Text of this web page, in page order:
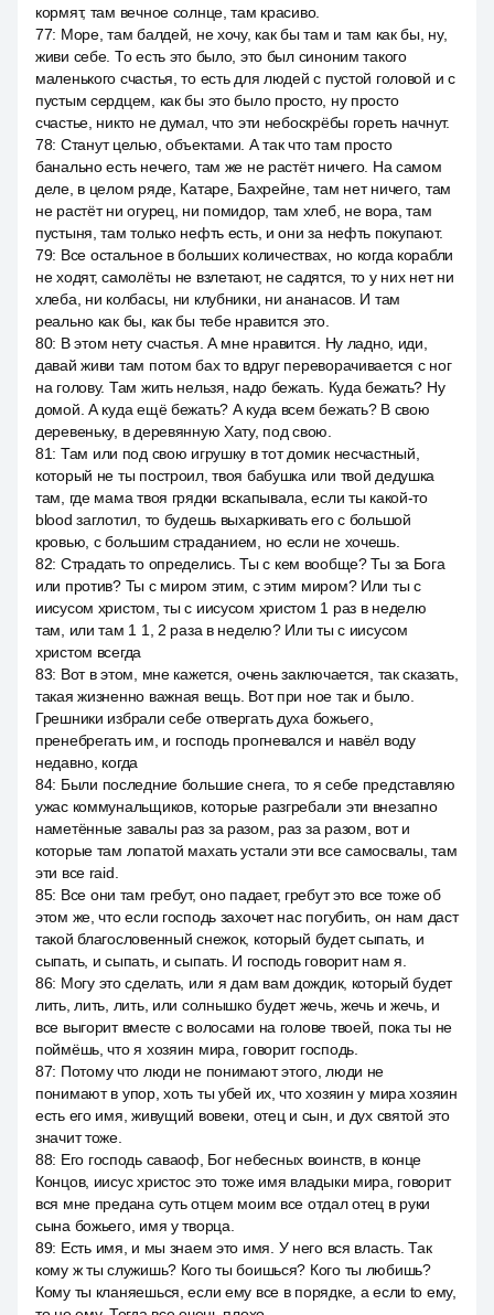
кормят, там вечное солнце, там красиво.
77: Море, там балдей, не хочу, как бы там и там как бы, ну,
живи себе. То есть это было, это был синоним такого
маленького счастья, то есть для людей с пустой головой и с
пустым сердцем, как бы это было просто, ну просто
счастье, никто не думал, что эти небоскрёбы гореть начнут.
78: Станут целью, объектами. А так что там просто
банально есть нечего, там же не растёт ничего. На самом
деле, в целом ряде, Катаре, Бахрейне, там нет ничего, там
не растёт ни огурец, ни помидор, там хлеб, не вора, там
пустыня, там только нефть есть, и они за нефть покупают.
79: Все остальное в больших количествах, но когда корабли
не ходят, самолёты не взлетают, не садятся, то у них нет ни
хлеба, ни колбасы, ни клубники, ни ананасов. И там
реально как бы, как бы тебе нравится это.
80: В этом нету счастья. А мне нравится. Ну ладно, иди,
давай живи там потом бах то вдруг переворачивается с ног
на голову. Там жить нельзя, надо бежать. Куда бежать? Ну
домой. А куда ещё бежать? А куда всем бежать? В свою
деревеньку, в деревянную Хату, под свою.
81: Там или под свою игрушку в тот домик несчастный,
который не ты построил, твоя бабушка или твой дедушка
там, где мама твоя грядки вскапывала, если ты какой-то
blood заглотил, то будешь выхаркивать его с большой
кровью, с большим страданием, но если не хочешь.
82: Страдать то определись. Ты с кем вообще? Ты за Бога
или против? Ты с миром этим, с этим миром? Или ты с
иисусом христом, ты с иисусом христом 1 раз в неделю
там, или там 1 1, 2 раза в неделю? Или ты с иисусом
христом всегда
83: Вот в этом, мне кажется, очень заключается, так сказать,
такая жизненно важная вещь. Вот при ное так и было.
Грешники избрали себе отвергать духа божьего,
пренебрегать им, и господь прогневался и навёл воду
недавно, когда
84: Были последние большие снега, то я себе представляю
ужас коммунальщиков, которые разгребали эти внезапно
наметённые завалы раз за разом, раз за разом, вот и
которые там лопатой махать устали эти все самосвалы, там
эти все raid.
85: Все они там гребут, оно падает, гребут это все тоже об
этом же, что если господь захочет нас погубить, он нам даст
такой благословенный снежок, который будет сыпать, и
сыпать, и сыпать, и сыпать. И господь говорит нам я.
86: Могу это сделать, или я дам вам дождик, который будет
лить, лить, лить, или солнышко будет жечь, жечь и жечь, и
все выгорит вместе с волосами на голове твоей, пока ты не
поймёшь, что я хозяин мира, говорит господь.
87: Потому что люди не понимают этого, люди не
понимают в упор, хоть ты убей их, что хозяин у мира хозяин
есть его имя, живущий вовеки, отец и сын, и дух святой это
значит тоже.
88: Его господь саваоф, Бог небесных воинств, в конце
Концов, иисус христос это тоже имя владыки мира, говорит
вся мне предана суть отцем моим все отдал отец в руки
сына божьего, имя у творца.
89: Есть имя, и мы знаем это имя. У него вся власть. Так
кому ж ты служишь? Кого ты боишься? Кого ты любишь?
Кому ты кланяешься, если ему все в порядке, а если to ему,